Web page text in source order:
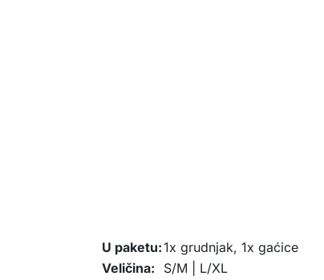
U paketu:1x grudnjak, 1x gaćice
Veličina:
S/M | L/XL